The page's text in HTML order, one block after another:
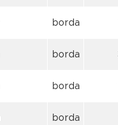
borda
borda
borda
borda